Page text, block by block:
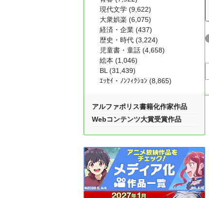
現代文学 (9,622)
大衆娯楽 (6,075)
経済・企業 (437)
歴史・時代 (3,224)
児童書・童話 (4,658)
絵本 (1,046)
BL (31,439)
ｴｯｾｲ・ﾉﾝﾌｨｸｼｮﾝ (8,865)
アルファポリス書籍化作家作品
Webコンテンツ大賞受賞作品